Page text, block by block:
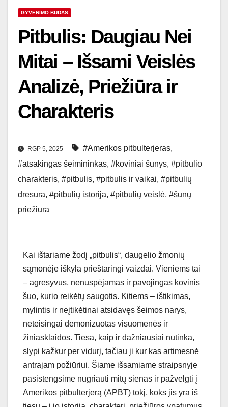
GYVENIMO BŪDAS
Pitbulis: Daugiau Nei
Mitai – Išsami Veislės
Analizė, Priežiūra ir
Charakteris
RGP 5, 2025 #Amerikos pitbulterjeras,
#atsakingas šeimininkas, #koviniai šunys, #pitbulio
charakteris, #pitbulis, #pitbulis ir vaikai, #pitbulių
dresūra, #pitbulių istorija, #pitbulių veislė, #šunų
priežiūra
Kai ištariame žodį „pitbulis“, daugelio žmonių
sąmonėje iškyla prieštaringi vaizdai. Vieniems tai
– agresyvus, nenuspėjamas ir pavojingas kovinis
šuo, kurio reikėtų saugotis. Kitiems – ištikimas,
mylintis ir neįtikėtinai atsidavęs šeimos narys,
neteisingai demonizuotas visuomenės ir
žiniasklaidos. Tiesa, kaip ir dažniausiai nutinka,
slypi kažkur per vidurį, tačiau ji kur kas artimesnė
antrajam požiūriui. Šiame išsamiame straipsnyje
pasistengsime nugriauti mitų sienas ir pažvelgti į
Amerikos pitbulterjerą (APBT) tokį, koks jis yra iš